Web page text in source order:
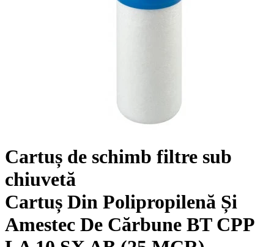
Cartuș de schimb filtre sub
chiuvetă
Cartuș Din Polipropilenă Și
Amestec De Cărbune BT CPP